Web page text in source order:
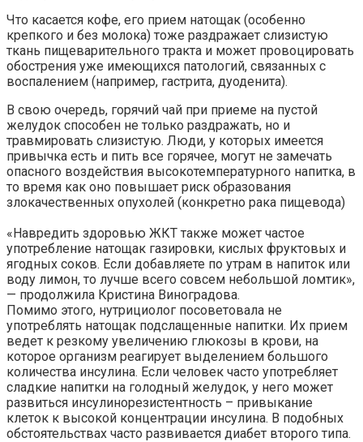
Что касается кофе, его прием натощак (особенно
крепкого и без молока) тоже раздражает слизистую
ткань пищеварительного тракта и может провоцировать
обострения уже имеющихся патологий, связанных с
воспалением (например, гастрита, дуоденита).
В свою очередь, горячий чай при приеме на пустой
желудок способен не только раздражать, но и
травмировать слизистую. Люди, у которых имеется
привычка есть и пить все горячее, могут не замечать
опасного воздействия высокотемпературного напитка, в
то время как оно повышает риск образования
злокачественных опухолей (конкретно рака пищевода)
«Навредить здоровью ЖКТ также может частое
употребление натощак газировки, кислых фруктовых и
ягодных соков. Если добавляете по утрам в напиток или
воду лимон, то лучше всего совсем небольшой ломтик»,
— продолжила Кристина Виноградова.
Помимо этого, нутрициолог посоветовала не
употреблять натощак подслащенные напитки. Их прием
ведет к резкому увеличению глюкозы в крови, на
которое организм реагирует выделением большого
количества инсулина. Если человек часто употребляет
сладкие напитки на голодный желудок, у него может
развиться инсулинорезистентность – привыкание
клеток к высокой концентрации инсулина. В подобных
обстоятельствах часто развивается диабет второго типа.